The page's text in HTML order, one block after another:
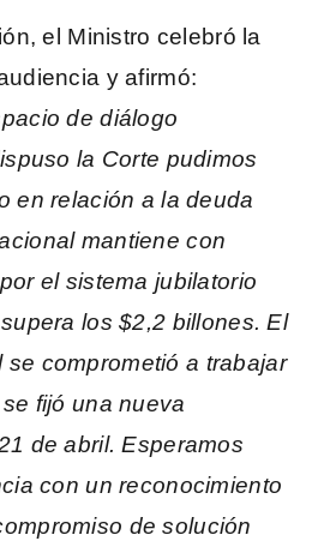
el Ministro celebró la
y afirmó:
de diálogo
la Corte pudimos
en relación a la deuda
mantiene con
el sistema jubilatorio
los $2,2 billones. El
comprometió a trabajar
fijó una nueva
de abril. Esperamos
con un reconocimiento
de solución